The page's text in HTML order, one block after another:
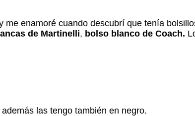
me enamoré cuando descubrí que tenía
de Martinelli, bolso blanco de Coach.
las tengo también en negro.